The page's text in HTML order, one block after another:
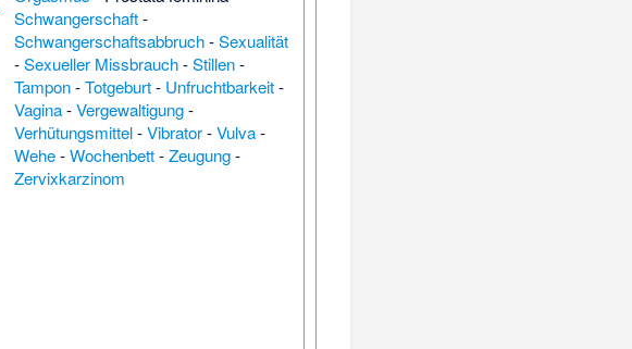
Schwangerschaft-
Schwangerschaftsabbruch-Sexualität
-Sexueller Missbrauch-Stillen-
Tampon-Totgeburt- Unfruchtbarkeit-
Vagina-Vergewaltigung-
Verhütungsmittel-Vibrator-Vulva-
Wehe-Wochenbett-Zeugung-
Zervixkarzinom